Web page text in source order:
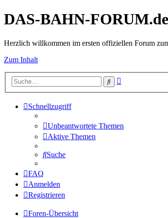
DAS-BAHN-FORUM.de
Herzlich willkommen im ersten offiziellen Forum
Zum Inhalt
Suche
Schnellzugriff
Unbeantwortete Themen
Aktive Themen
Suche
FAQ
Anmelden
Registrieren
Foren-Übersicht